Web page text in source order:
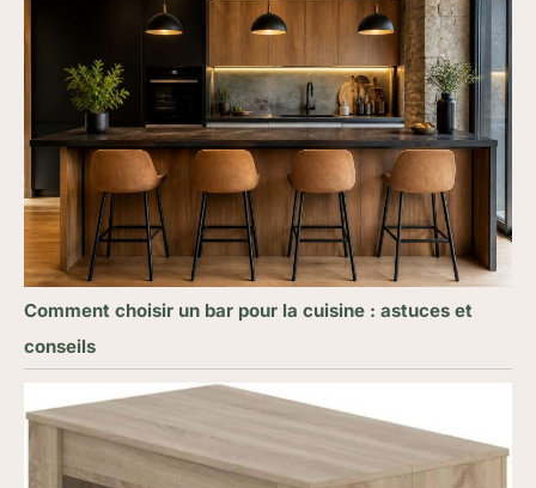
Comment choisir un bar pour la cuisine : astuces et
conseils